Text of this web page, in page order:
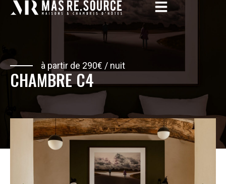
à partir de 290€ / nuit
CHAMBRE C4